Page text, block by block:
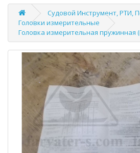
Судовой Инструмент, РТИ,
Головки измерительные
Головка измерительная пружинная